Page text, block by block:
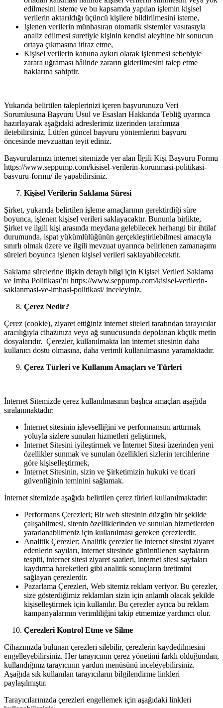
edilmesini isteme ve bu kapsamda yapılan işlemin kişisel
verilerin aktarıldığı üçüncü kişilere bildirilmesini isteme,
İşlenen verilerin münhasıran otomatik sistemler vasıtasıyla
analiz edilmesi suretiyle kişinin kendisi aleyhine bir sonucun
ortaya çıkmasına itiraz etme,
Kişisel verilerin kanuna aykırı olarak işlenmesi sebebiyle
zarara uğraması hâlinde zararın giderilmesini talep etme
haklarına sahiptir.
Yukarıda belirtilen taleplerinizi içeren başvurunuzu Veri
Sorumlusuna Başvuru Usul ve Esasları Hakkında Tebliğ uyarınca
hazırlayarak aşağıdaki adreslerimiz üzerinden tarafımıza
iletebilirsiniz. Lütfen güncel başvuru yöntemlerini başvuru
öncesinde mevzuattan teyit ediniz.
Başvurularınızı internet sitemizde yer alan İlgili Kişi Başvuru Formu
https://www.seppump.com/kisisel-verilerin-korunmasi-politikasi-
basvuru-formu/ ile yapabilirsiniz.
Kişisel Verilerin Saklama Süresi
Şirket, yukarıda belirtilen işleme amaçlarının gerektirdiği süre
boyunca, işlenen kişisel verileri saklayacaktır. Bununla birlikte,
Şirket ve ilgili kişi arasında meydana gelebilecek herhangi bir ihtilaf
durumunda, ispat yükümlülüğünün gerçekleştirilebilmesi amacıyla
sınırlı olmak üzere ve ilgili mevzuat uyarınca belirlenen zamanaşımı
süreleri boyunca işlenen kişisel verileri saklayabilecektir.
Saklama sürelerine ilişkin detaylı bilgi için Kişisel Verileri Saklama
ve İmha Politikası’nı https://www.seppump.com/kisisel-verilerin-
saklanmasi-ve-imhasi-politikasi/ inceleyiniz.
Çerez Nedir?
Çerez (cookie), ziyaret ettiğiniz internet siteleri tarafından tarayıcılar
aracılığıyla cihazınıza veya ağ sunucusunda depolanan küçük metin
dosyalarıdır. Çerezler, kullanılmakta lan internet sitesinin daha
kullanıcı dostu olmasına, daha verimli kullanılmasına yaramaktadır.
Çerez Türleri ve Kullanım Amaçları ve Türleri
İnternet Sitemizde çerez kullanılmasının başlıca amaçları aşağıda
sıralanmaktadır:
İnternet sitesinin işlevselliğini ve performansını arttırmak
yoluyla sizlere sunulan hizmetleri geliştirmek,
İnternet Sitesini iyileştirmek ve İnternet Sitesi üzerinden yeni
özellikler sunmak ve sunulan özellikleri sizlerin tercihlerine
göre kişiselleştirmek,
İnternet Sitesinin, sizin ve Şirketimizin hukuki ve ticari
güvenliğinin teminini sağlamak.
İnternet sitemizde aşağıda belirtilen çerez türleri kullanılmaktadır:
Performans Çerezleri; Bir web sitesinin düzgün bir şekilde
çalışabilmesi, sitenin özelliklerinden ve sunulan hizmetlerden
yararlanabilmeniz için kullanılması gereken çerezlerdir.
Analitik Çerezler; Analitik çerezler ile internet sitesini ziyaret
edenlerin sayıları, internet sitesinde görüntülenen sayfaların
tespiti, internet sitesi ziyaret saatleri, internet sitesi sayfaları
kaydırma hareketleri gibi analitik sonuçların üretimini
sağlayan çerezlerdir.
Pazarlama Çerezleri, Web sitemiz reklam veriyor. Bu çerezler,
size gösterdiğimiz reklamları sizin için anlamlı olacak şekilde
kişiselleştirmek için kullanılır. Bu çerezler ayrıca bu reklam
kampanyalarının verimliliğini takip etmemize yardımcı olur.
Çerezleri Kontrol Etme ve Silme
Cihazınızda bulunan çerezleri silebilir, çerezlerin kaydedilmesini
engelleyebilirsiniz. Her tarayıcının çerez yönetimi farklı olduğundan,
kullandığınız tarayıcının yardım menüsünü inceleyebilirsiniz.
Aşağıda sık kullanılan tarayıcıların bilgilendirme linkleri
paylaşılmıştır.
Tarayıcılarınızda çerezleri engellemek için aşağıdaki linkleri